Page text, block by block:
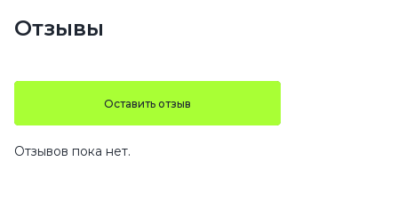
Отзывы
Оставить отзыв
Отзывов пока нет.